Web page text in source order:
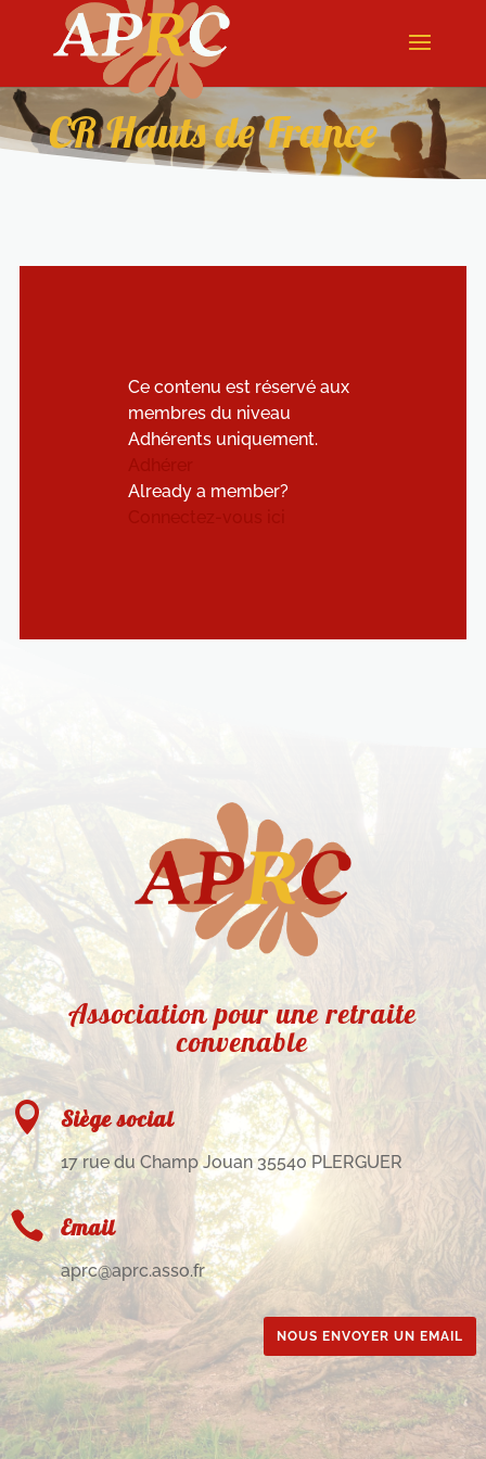
CR Hauts de France
Ce contenu est réservé aux
membres du niveau
Adhérents uniquement.
Already a member?
Association pour une retraite
convenable
 Siège social
17 rue du Champ Jouan 35540 PLERGUER
 Email
aprc@aprc.asso.fr
NOUS ENVOYER UN EMAIL